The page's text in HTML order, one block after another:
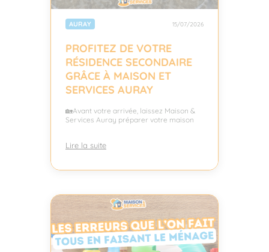
AURAY 15/07/2026
PROFITEZ DE VOTRE
RÉSIDENCE SECONDAIRE
GRÂCE À MAISON ET
SERVICES AURAY
🏡Avant votre arrivée, laissez Maison &
Services Auray préparer votre maison
Lire la suite